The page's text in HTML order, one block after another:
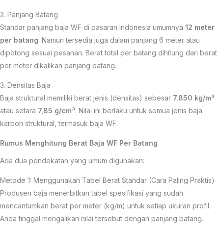
2. Panjang Batang
Standar panjang baja WF di pasaran Indonesia umumnya 12 meter
per batang. Namun tersedia juga dalam panjang 6 meter atau
dipotong sesuai pesanan. Berat total per batang dihitung dari berat
per meter dikalikan panjang batang.
3. Densitas Baja
Baja struktural memiliki berat jenis (densitas) sebesar 7.850 kg/m³
atau setara 7,85 g/cm³. Nilai ini berlaku untuk semua jenis baja
karbon struktural, termasuk baja WF.
Rumus Menghitung Berat Baja WF Per Batang
Ada dua pendekatan yang umum digunakan:
Metode 1: Menggunakan Tabel Berat Standar (Cara Paling Praktis)
Produsen baja menerbitkan tabel spesifikasi yang sudah
mencantumkan berat per meter (kg/m) untuk setiap ukuran profil.
Anda tinggal mengalikan nilai tersebut dengan panjang batang.